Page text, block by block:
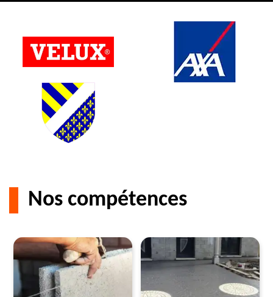
Nos compétences